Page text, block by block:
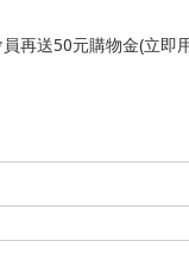
再送50元購物金(立即